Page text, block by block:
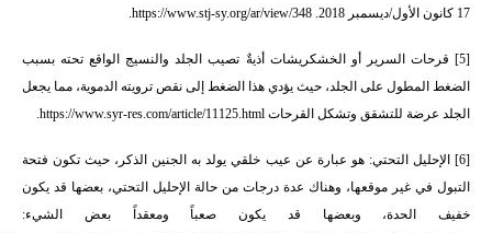
17 كانون الأول/ديسمبر 2018.
https://www.stj-sy.org/ar/view/348
.
[5] قرحات السرير أو الخشكريشات أذيةٌ تصيب الجلد والنسيج الواقع تحته بسبب
الضغط المطول على الجلد، حيث يؤدي هذا الضغط إلى نقص ترويته الدموية، مما يجعل
الجلد عرضة للتشقق وتشكل القرحات https://www.syr-res.com/article/11125.html
.
[6] الإحليل التحتي: هو عبارة عن عيب خلقي يولد به الجنين الذكر، حيث تكون فتحة
التبول في غير موقعها، وهناك عدة درجات من حالة الإحليل التحتي، بعضها قد يكون
خفيف الحدة، وبعضها قد يكون صعباً ومعقداً بعض الشيء: